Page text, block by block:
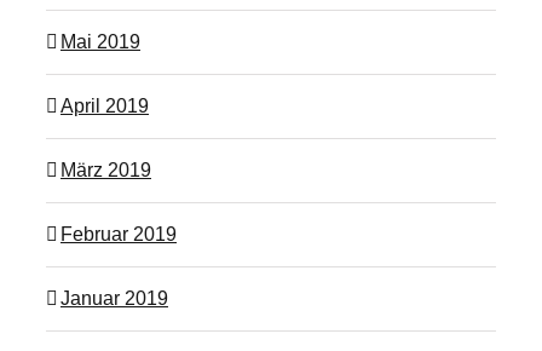
Mai 2019
April 2019
März 2019
Februar 2019
Januar 2019